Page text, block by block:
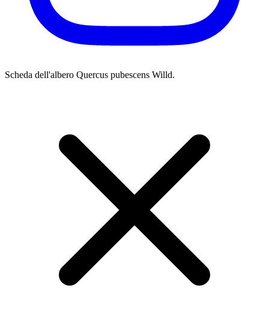
Scheda dell'albero Quercus pubescens Willd.